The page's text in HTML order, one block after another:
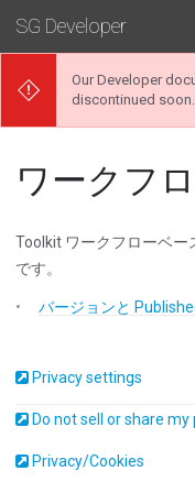
SG Developer
Privacy settings
Do not sell or share
Privacy/Cookies
Our Developer
discontinued soon.
ワークフ
Toolkit ワークフローベー
です。
バージョンと